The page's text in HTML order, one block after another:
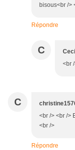
bisous<br />
Répondre
C
<br
C
<br /> <br />
<br />
Répondre